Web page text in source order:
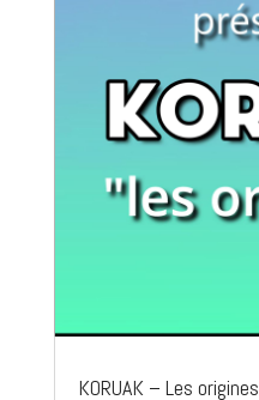
KORUAK – Les origines